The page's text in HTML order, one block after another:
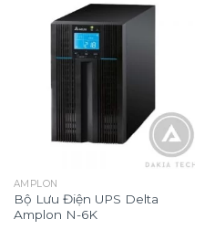
AMPLON
Bộ Lưu Điện UPS Delta
Amplon N-6K